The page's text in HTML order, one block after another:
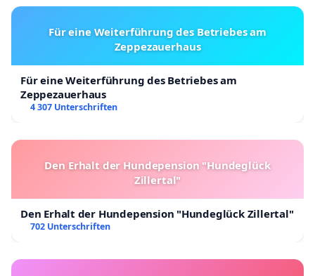
Für eine Weiterführung des Betriebes am
Zeppezauerhaus
Für eine Weiterführung des Betriebes am
Zeppezauerhaus
4 307 Unterschriften
Den Erhalt der Hundepension "Hundeglück
Zillertal"
Den Erhalt der Hundepension "Hundeglück Zillertal"
702 Unterschriften